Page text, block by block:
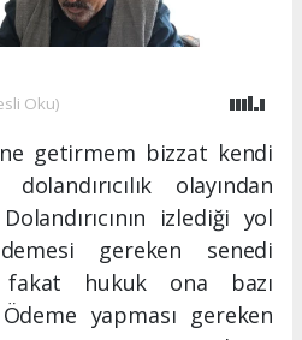
Oku)
getirmem bizzat kendi
olayından
izlediği yol
gereken senedi
hukuk ona bazı
yapması gereken